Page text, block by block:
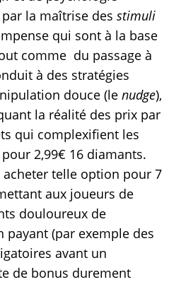
la maîtrise des stimuli
qui sont à la base
comme du passage à
à des stratégies
douce (le nudge),
la réalité des prix par
qui complexifient les
2,99€ 16 diamants.
acheter telle option pour 7
aux joueurs de
douloureux de
payant (par exemple des
avant un
de bonus durement